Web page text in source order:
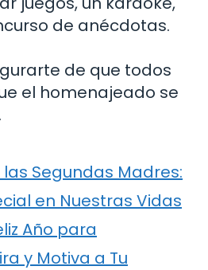
de anécdotas.
de que todos
el homenajeado se
las Segundas Madres:
en Nuestras Vidas
Año para
y Motiva a Tu